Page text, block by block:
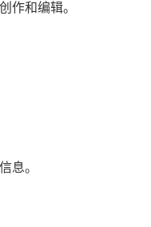
作和编辑。
息。